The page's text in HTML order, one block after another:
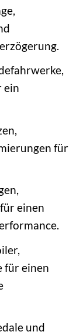
ein
für
einen
für einen
und